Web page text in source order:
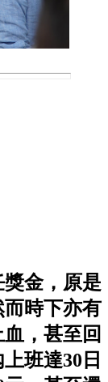
金，原是
時下亦有
，甚至回
班達30日